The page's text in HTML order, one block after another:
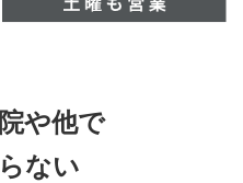
や他で
ない